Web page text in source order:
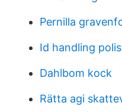
Pernilla
Id handling
Dahlbom kock
Rätta agi